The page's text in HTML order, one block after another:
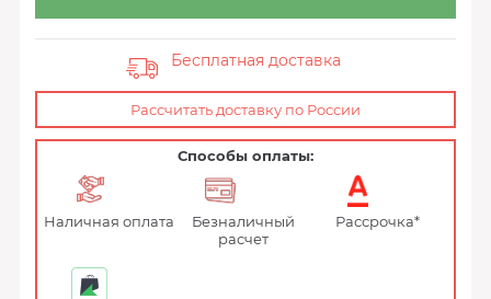
Бесплатная доставка
Рассчитать доставку по России
Способы оплаты:
Наличная оплата
Безналичный
расчет
Рассрочка*